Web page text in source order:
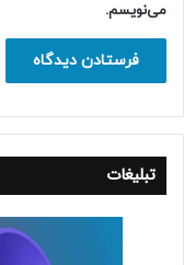
می‌نویسم.
تبلیغات